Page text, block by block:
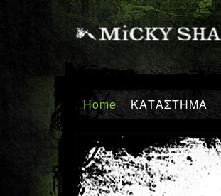
Home ΚΑΤΑΣΤΗΜΑ